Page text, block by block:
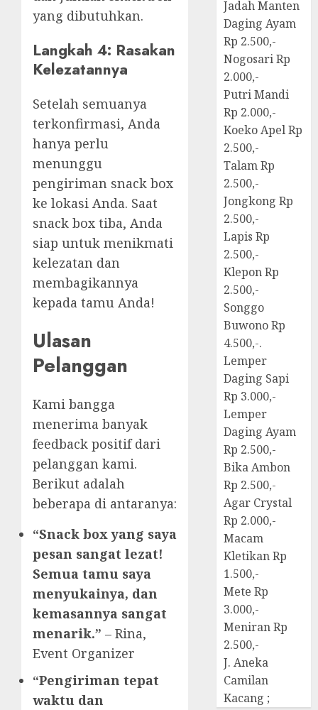
yang dibutuhkan.
Langkah 4: Rasakan
Kelezatannya
Setelah semuanya
terkonfirmasi, Anda
hanya perlu
menunggu
pengiriman snack box
ke lokasi Anda. Saat
snack box tiba, Anda
siap untuk menikmati
kelezatan dan
membagikannya
kepada tamu Anda!
Ulasan
Pelanggan
Kami bangga
menerima banyak
feedback positif dari
pelanggan kami.
Berikut adalah
beberapa di antaranya:
“Snack box yang saya
pesan sangat lezat!
Semua tamu saya
menyukainya, dan
kemasannya sangat
menarik.” – Rina,
Event Organizer
“Pengiriman tepat
waktu dan
Jadah Manten
Daging Ayam
Rp 2.500,-
Nogosari Rp
2.000,-
Putri Mandi
Rp 2.000,-
Koeko Apel Rp
2.500,-
Talam Rp
2.500,-
Jongkong Rp
2.500,-
Lapis Rp
2.500,-
Klepon Rp
2.500,-
Songgo
Buwono Rp
4.500,-.
Lemper
Daging Sapi
Rp 3.000,-
Lemper
Daging Ayam
Rp 2.500,-
Bika Ambon
Rp 2.500,-
Agar Crystal
Rp 2.000,-
Macam
Kletikan Rp
1.500,-
Mete Rp
3.000,-
Meniran Rp
2.500,-
J. Aneka
Camilan
Kacang ;